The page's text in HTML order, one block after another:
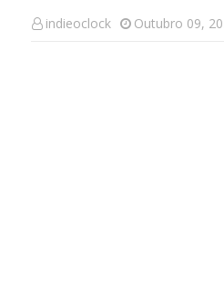
indieoclock Outubro 09,